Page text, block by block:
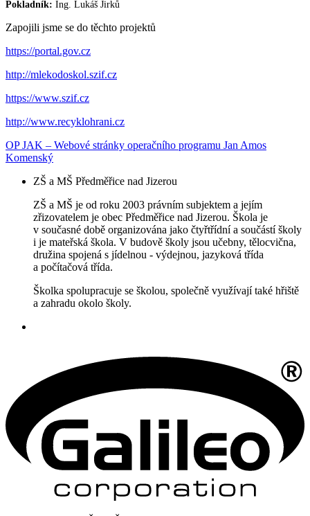
Pokladník: Ing. Lukáš Jirků
Zapojili jsme se do těchto projektů
https://portal.gov.cz
http://mlekodoskol.szif.cz
https://www.szif.cz
http://www.recyklohrani.cz
OP JAK – Webové stránky operačního programu Jan Amos
Komenský
ZŠ a MŠ Předměřice nad Jizerou
ZŠ a MŠ je od roku 2003 právním subjektem a jejím
zřizovatelem je obec Předměřice nad Jizerou. Škola je
v současné době organizována jako čtyřtřídní a součástí školy
i je mateřská škola. V budově školy jsou učebny, tělocvična,
družina spojená s jídelnou - výdejnou, jazyková třída
a počítačová třída.
Školka spolupracuje se školou, společně využívají také hřiště
a zahradu okolo školy.